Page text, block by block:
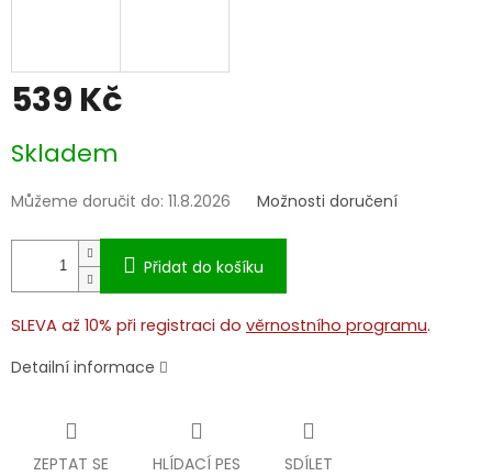
539 Kč
cena:
Skladem
Můžeme doručit do: 11.8.2026 Možnosti doručení
Přidat do košíku
SLEVA až 10% při registraci do věrnostního programu.
Detailní informace
ZEPTAT SE HLÍDACÍ PES SDÍLET